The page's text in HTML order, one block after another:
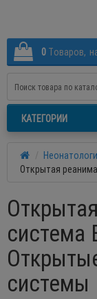
0 Tоваров,
КАТЕГОРИИ
Открытая
система
системы